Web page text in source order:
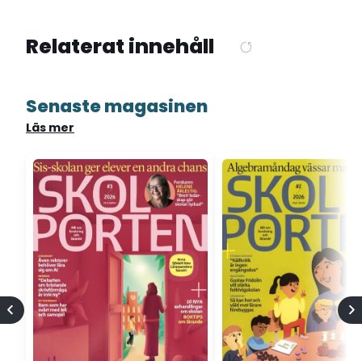
Relaterat innehåll
Senaste magasinen
Läs mer